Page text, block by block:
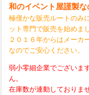
和のイベント屋謹製な
極僅かな販売ルートのみ
ット専門で販売を始めま
２０１６年からはメーカ
なのでご安心ください。
弱小零細企業でございま
ん。
在庫数が連動しておりま